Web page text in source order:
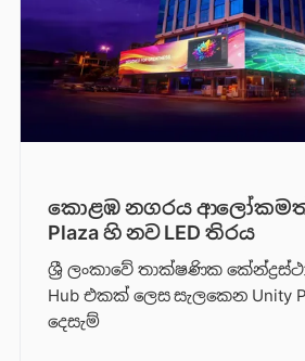
කොළඹ නගරය ආලෝකමත්
Plaza හි නව LED තිරය
ශ්‍රී ලංකාවේ තාක්ෂණික
Hub එකක් ලෙස සැලකෙන Unity
දෙසැම්